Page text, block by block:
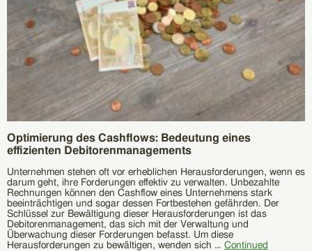
Optimierung des Cashflows: Bedeutung eines
effizienten Debitorenmanagements
Unternehmen stehen oft vor erheblichen Herausforderungen, wenn es
darum geht, ihre Forderungen effektiv zu verwalten. Unbezahlte
Rechnungen können den Cashflow eines Unternehmens stark
beeinträchtigen und sogar dessen Fortbestehen gefährden. Der
Schlüssel zur Bewältigung dieser Herausforderungen ist das
Debitorenmanagement, das sich mit der Verwaltung und
Überwachung dieser Forderungen befasst. Um diese
Herausforderungen zu bewältigen, wenden sich … Continued